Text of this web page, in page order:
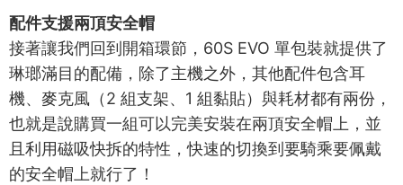
配件支援兩頂安全帽
接著讓我們回到開箱環節，60S EVO 單包裝就提供了
琳瑯滿目的配備，除了主機之外，其他配件包含耳
機、麥克風（2 組支架、1 組黏貼）與耗材都有兩份，
也就是說購買一組可以完美安裝在兩頂安全帽上，並
且利用磁吸快拆的特性，快速的切換到要騎乘要佩戴
的安全帽上就行了！